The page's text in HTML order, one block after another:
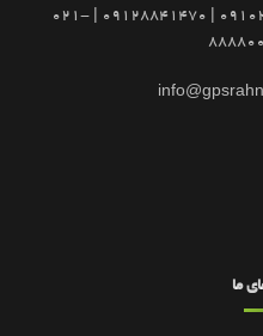
09102087500 | 09102087600 | 09128841470 | 021-
ما